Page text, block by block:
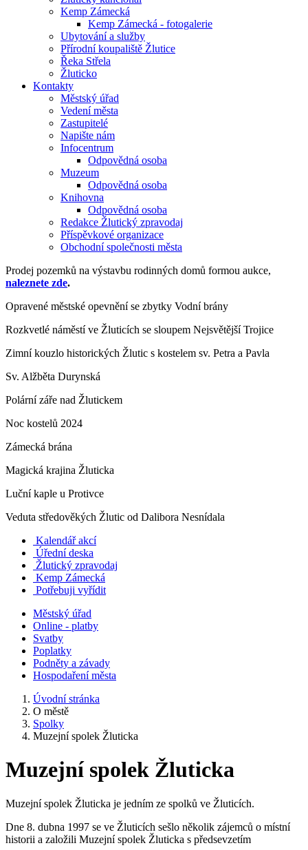
Kemp Zámecká
Kemp Zámecká - fotogalerie
Ubytování a služby
Přírodní koupaliště Žlutice
Řeka Střela
Žluticko
Kontakty
Městský úřad
Vedení města
Zastupitelé
Napište nám
Infocentrum
Odpovědná osoba
Muzeum
Odpovědná osoba
Knihovna
Odpovědná osoba
Redakce Žlutický zpravodaj
Příspěvkové organizace
Obchodní společnosti města
Prodej pozemků na výstavbu rodinných domů formou aukce,
naleznete zde.
Opravené městské opevnění se zbytky Vodní brány
Rozkvetlé náměstí ve Žluticích se sloupem Nejsvětější Trojice
Zimní kouzlo historických Žlutic s kostelem sv. Petra a Pavla
Sv. Alžběta Durynská
Polární záře nad Žlutickem
Noc kostelů 2024
Zámecká brána
Magická krajina Žluticka
Luční kaple u Protivce
Veduta středověkých Žlutic od Dalibora Nesnídala
Kalendář akcí
Úřední deska
Žlutický zpravodaj
Kemp Zámecká
Potřebuji vyřídit
Městský úřad
Online - platby
Svatby
Poplatky
Podněty a závady
Hospodaření města
Úvodní stránka
O městě
Spolky
Muzejní spolek Žluticka
Muzejní spolek Žluticka
Muzejní spolek Žluticka je jedním ze spolků ve Žluticích.
Dne 8. dubna 1997 se ve Žluticích sešlo několik zájemců o místní
historii a založili Muzejní spolek Žluticka s předsevzetím